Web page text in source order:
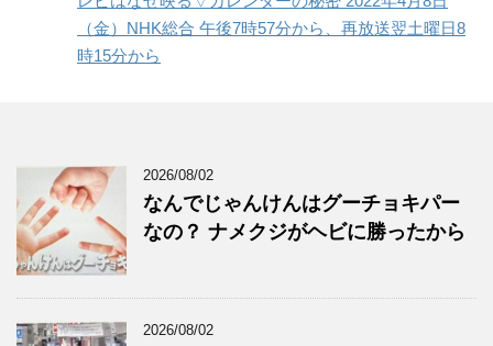
（金）NHK総合 午後7時57分から、再放送翌土曜日8
時15分から
2026/08/02
なんでじゃんけんはグーチョキパー
なの？ ナメクジがヘビに勝ったから
2026/08/02